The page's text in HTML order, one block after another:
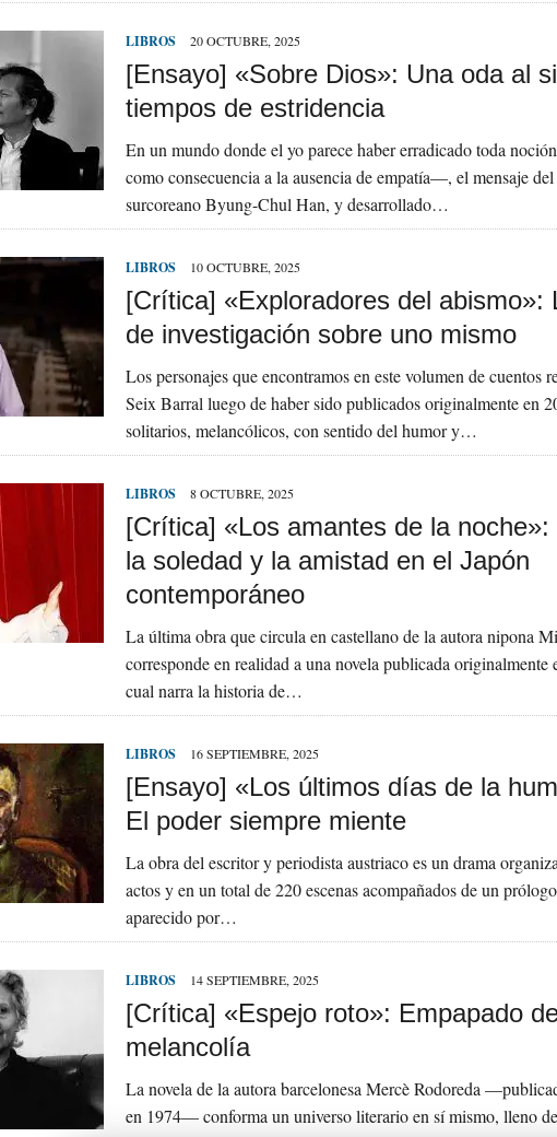
LIBROS 20 OCTUBRE, 2025
[Ensayo] «Sobre Dios»: Una oda al
tiempos de estridencia
En un mundo donde el yo parece haber erradicado toda
como consecuencia a la ausencia de empatía—, el mensaje
surcoreano Byung-Chul Han, y desarrollado…
LIBROS 10 OCTUBRE, 2025
[Crítica] «Exploradores del abismo»:
de investigación sobre uno mismo
Los personajes que encontramos en este volumen de cuentos
Seix Barral luego de haber sido publicados originalmente en
solitarios, melancólicos, con sentido del humor y…
LIBROS 8 OCTUBRE, 2025
[Crítica] «Los amantes de la noche»:
la soledad y la amistad en el Japón
contemporáneo
La última obra que circula en castellano de la autora nipona
corresponde en realidad a una novela publicada originalmente
cual narra la historia de…
LIBROS 16 SEPTIEMBRE, 2025
[Ensayo] «Los últimos días de la
El poder siempre miente
La obra del escritor y periodista austriaco es un drama
actos y en un total de 220 escenas acompañados de un
aparecido por…
LIBROS 14 SEPTIEMBRE, 2025
[Crítica] «Espejo roto»: Empapado
melancolía
La novela de la autora barcelonesa Mercè Rodoreda
en 1974— conforma un universo literario en sí mismo, lleno